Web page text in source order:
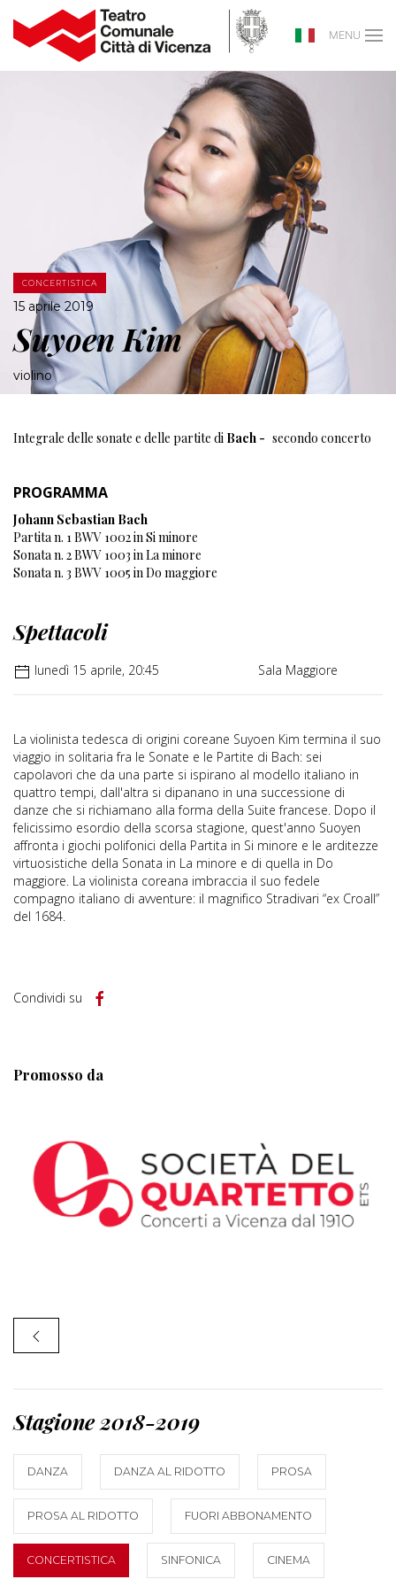
MENU
CONCERTISTICA
15 aprile 2019
Suyoen Kim
violino
Integrale delle sonate e delle partite di Bach - secondo concerto
PROGRAMMA
Johann Sebastian Bach
Partita n. 1 BWV 1002 in Si minore
Sonata n. 2 BWV 1003 in La minore
Sonata n. 3 BWV 1005 in Do maggiore
Spettacoli
lunedì 15 aprile, 20:45 Sala Maggiore
La violinista tedesca di origini coreane Suyoen Kim termina il suo
viaggio in solitaria fra le Sonate e le Partite di Bach: sei
capolavori che da una parte si ispirano al modello italiano in
quattro tempi, dall'altra si dipanano in una successione di
danze che si richiamano alla forma della Suite francese. Dopo il
felicissimo esordio della scorsa stagione, quest'anno Suoyen
affronta i giochi polifonici della Partita in Si minore e le arditezze
virtuosistiche della Sonata in La minore e di quella in Do
maggiore. La violinista coreana imbraccia il suo fedele
compagno italiano di avventure: il magnifico Stradivari “ex Croall”
del 1684.
Condividi su
Promosso da
Stagione 2018-2019
DANZA DANZA AL RIDOTTO PROSA
PROSA AL RIDOTTO FUORI ABBONAMENTO
CONCERTISTICA SINFONICA CINEMA